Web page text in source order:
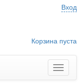
Вход
Корзина пуста